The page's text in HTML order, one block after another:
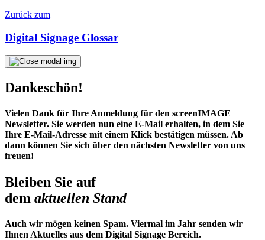
Zurück zum
Digital Signage Glossar
Dankeschön!
Vielen Dank für Ihre Anmeldung für den screenIMAGE
Newsletter. Sie werden nun eine E-Mail erhalten, in dem Sie
Ihre E-Mail-Adresse mit einem Klick bestätigen müssen. Ab
dann können Sie sich über den nächsten Newsletter von uns
freuen!
Bleiben Sie auf
dem aktuellen Stand
Auch wir mögen keinen Spam. Viermal im Jahr senden wir
Ihnen Aktuelles aus dem Digital Signage Bereich.